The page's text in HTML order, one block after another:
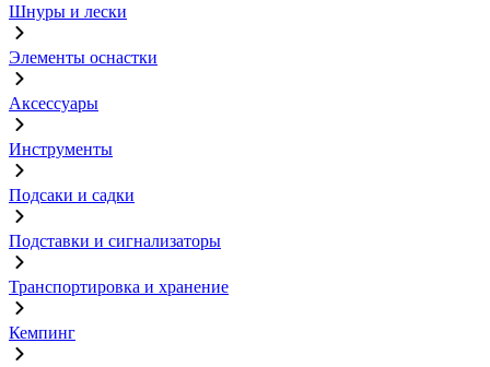
Шнуры и лески
Элементы оснастки
Аксессуары
Инструменты
Подсаки и садки
Подставки и сигнализаторы
Транспортировка и хранение
Кемпинг